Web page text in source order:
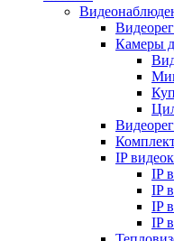
Камеры
IP
IP
IP
IP
IP